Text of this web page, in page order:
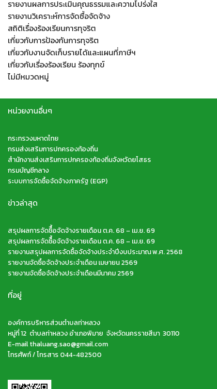
รายงานผลการประเมินคุณธรรมและความโปร่งใส
รายงานวิเคราะห์การจัดซื้อจัดจ้าง
สถิติเรื่องร้องเรียนการทุจริต
เกี่ยวกับการป้องกันการทุจริต
เกี่ยวกับงานจัดเก็บรายได้และแผนที่ภาษีฯ
เกี่ยวกับเรื่องร้องเรียน ร้องทุกข์
ไม่มีหมวดหมู่
หน่วยงานอื่นๆ
กระทรวงมหาดไทย
กรมส่งเสริมการปกครองท้องถิ่น
สำนักงานส่งเสริมการปกครองท้องถิ่นจังหวัดยโสธร
กรมบัญชีกลาง
ระบบการจัดซื้อจัดจ้างภาครัฐ (EGP)
ข่าวล่าสุด
สรุปผลการจัดซืื้อจัดจ้างรายเดือน ต.ค. 68 – เม.ย. 69
สรุปผลการจัดซืื้อจัดจ้างรายเดือน ต.ค. 68 – เม.ย. 69
รายงานสรุปผลการจัดซื้อจัดจ้างประจำปีงบประมาณ พ.ศ. 2568
รายงานจัดซื้อจัดจ้างประจำเดือน เมษายน 2569
รายงานจัดซื้อจัดจ้างประจำเดือนมีนาคม 2569
ที่อยู่
องค์การบริหารส่วนตำบลท่าหลวง
หมู่ที่ 12 ตำบลท่าหลวง อำเภอพิมาย จังหวัดนครราชสีมา 30110
E-mail thaluang.sao@gmail.com
โทรศัพท์ / โทรสาร 044-482500